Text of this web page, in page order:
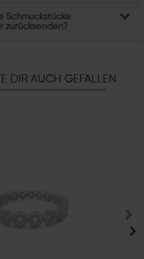
Schmuckstücke
zurücksenden?
DIR AUCH GEFALLEN